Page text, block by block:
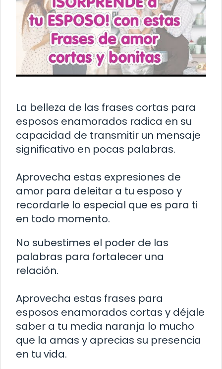
La belleza de las frases cortas para
esposos enamorados radica en su
capacidad de transmitir un mensaje
significativo en pocas palabras.
Aprovecha estas expresiones de
amor para deleitar a tu esposo y
recordarle lo especial que es para ti
en todo momento.
No subestimes el poder de las
palabras para fortalecer una
relación.
Aprovecha estas frases para
esposos enamorados cortas y déjale
saber a tu media naranja lo mucho
que la amas y aprecias su presencia
en tu vida.